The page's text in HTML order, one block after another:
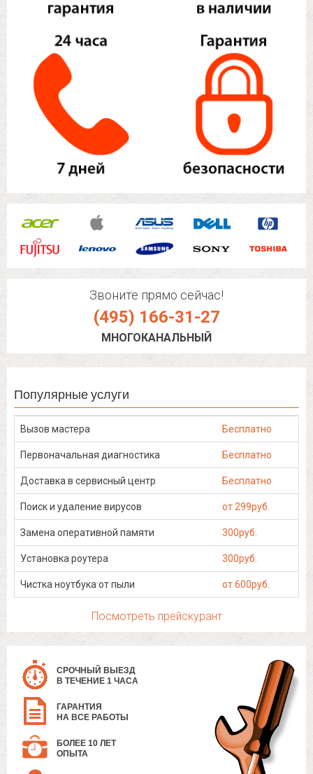
Звоните прямо сейчас!
(495) 166-31-27
МНОГОКАНАЛЬНЫЙ
Популярные услуги
Вызов мастера Бесплатно
Первоначальная диагностика Бесплатно
Доставка в сервисный центр Бесплатно
Поиск и удаление вирусов от 299руб.
Замена оперативной памяти 300руб.
Установка роутера 300руб.
Чистка ноутбука от пыли от 600руб.
Посмотреть прейскурант
СРОЧНЫЙ ВЫЕЗД
В ТЕЧЕНИЕ 1 ЧАСА
ГАРАНТИЯ
НА ВСЕ РАБОТЫ
БОЛЕЕ 10 ЛЕТ
ОПЫТА